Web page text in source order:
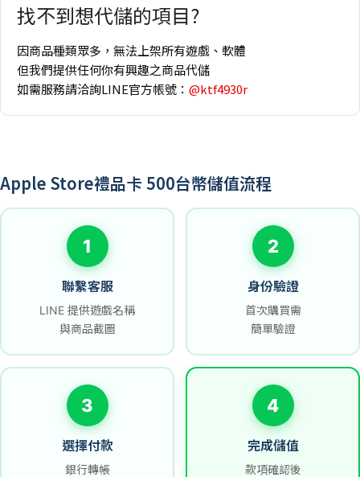
找不到想代儲的項目?
因商品種類眾多，無法上架所有遊戲、軟體
但我們提供任何你有興趣之商品代儲
如需服務請洽詢LINE官方帳號： @ktf4930r
Apple Store禮品卡 500台幣儲值流程
1
聯繫客服
LINE 提供遊戲名稱
與商品截圖
2
身份驗證
首次購買需
簡單驗證
3
選擇付款
銀行轉帳
4
完成儲值
款項確認後